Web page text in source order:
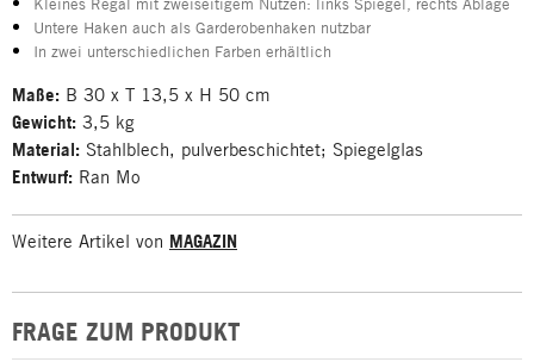
Untere Haken auch als Garderobenhaken nutzbar
In zwei unterschiedlichen Farben erhältlich
Maße: B 30 x T 13,5 x H 50 cm
Gewicht: 3,5 kg
Material: Stahlblech, pulverbeschichtet; Spiegelglas
Entwurf: Ran Mo
Weitere Artikel von MAGAZIN
FRAGE ZUM PRODUKT